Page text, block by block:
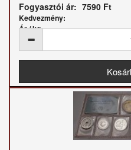
Fogyasztói ár: 7590 Ft
Kedvezmény:
Ár / kg: